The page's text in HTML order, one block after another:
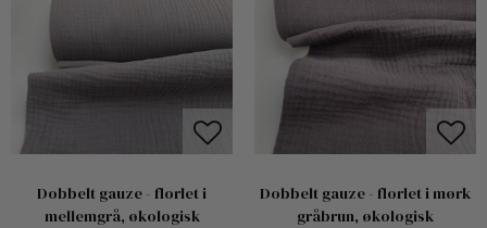
Dobbelt gauze - florlet i
mellemgrå, økologisk
Dobbelt gauze - florlet i mørk
gråbrun, økologisk